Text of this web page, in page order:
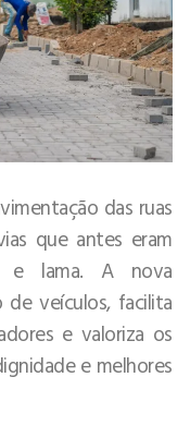
das ruas
que antes eram
e lama. A nova
veículos, facilita
e valoriza os
e melhores